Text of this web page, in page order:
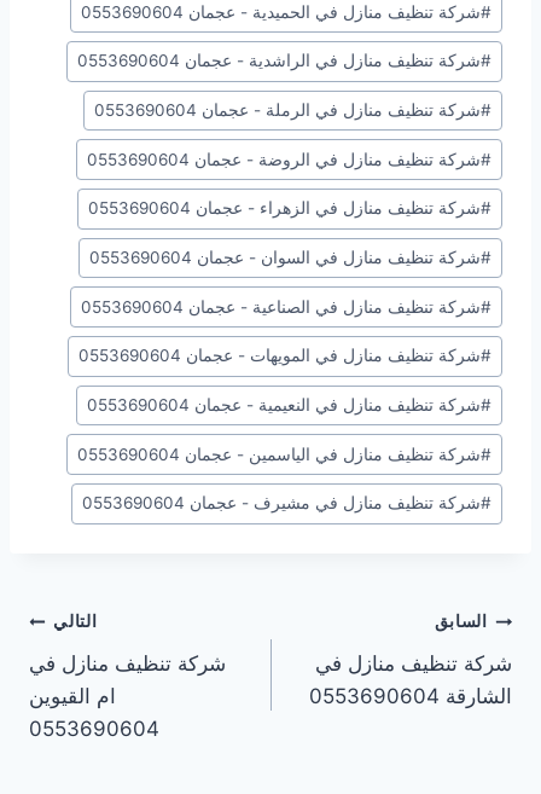
#شركة تنظيف منازل في الحميدية - عجمان 0553690604
#شركة تنظيف منازل في الراشدية - عجمان 0553690604
#شركة تنظيف منازل في الرملة - عجمان 0553690604
#شركة تنظيف منازل في الروضة - عجمان 0553690604
#شركة تنظيف منازل في الزهراء - عجمان 0553690604
#شركة تنظيف منازل في السوان - عجمان 0553690604
#شركة تنظيف منازل في الصناعية - عجمان 0553690604
#شركة تنظيف منازل في المويهات - عجمان 0553690604
#شركة تنظيف منازل في النعيمية - عجمان 0553690604
#شركة تنظيف منازل في الياسمين - عجمان 0553690604
#شركة تنظيف منازل في مشيرف - عجمان 0553690604
تصفّح
المقالات
السابق
شركة تنظيف منازل في
الشارقة 0553690604
التالي
شركة تنظيف منازل في
ام القيوين
0553690604